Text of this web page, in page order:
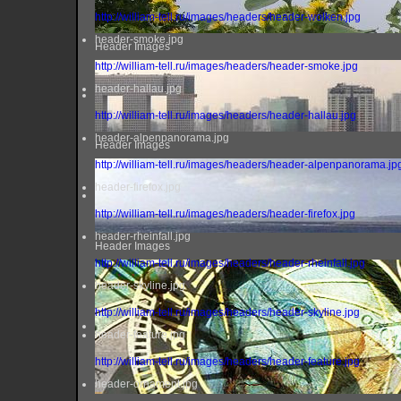
Header Images
Header Images
Header Images
http://william-tell.ru/images/headers/header-wolken.jpg
header-smoke.jpg
http://william-tell.ru/images/headers/header-smoke.jpg
header-hallau.jpg
http://william-tell.ru/images/headers/header-hallau.jpg
header-alpenpanorama.jpg
http://william-tell.ru/images/headers/header-
header-firefox.jpg
http://william-tell.ru/images/headers/header-firefox.jpg
header-rheinfall.jpg
http://william-tell.ru/images/headers/header-rheinfall.jpg
header-skyline.jpg
http://william-tell.ru/images/headers/header-skyline.jpg
header-feature.jpg
http://william-tell.ru/images/headers/header-feature.jpg
header-ornament.jpg